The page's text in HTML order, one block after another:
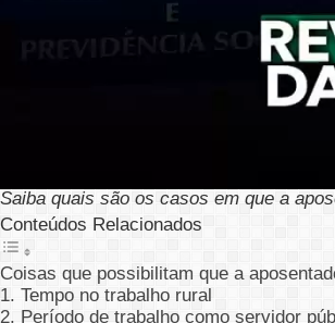
Saiba quais são os casos em que a
Conteúdos Relacionados
Coisas que possibilitam que a
1. Tempo no trabalho rural
2. Período de trabalho como servidor